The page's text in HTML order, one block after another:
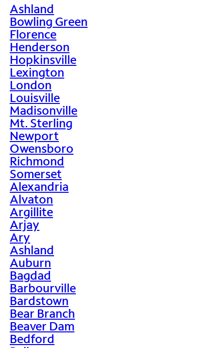
Ashland
Bowling Green
Florence
Henderson
Hopkinsville
Lexington
London
Louisville
Madisonville
Mt. Sterling
Newport
Owensboro
Richmond
Somerset
Alexandria
Alvaton
Argillite
Arjay
Ary
Ashland
Auburn
Bagdad
Barbourville
Bardstown
Bear Branch
Beaver Dam
Bedford